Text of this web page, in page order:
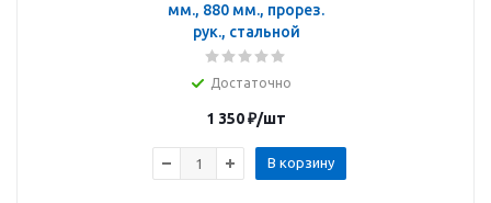
мм., 880 мм., прорез.
рук., стальной
Достаточно
1 350₽/шт
В корзину